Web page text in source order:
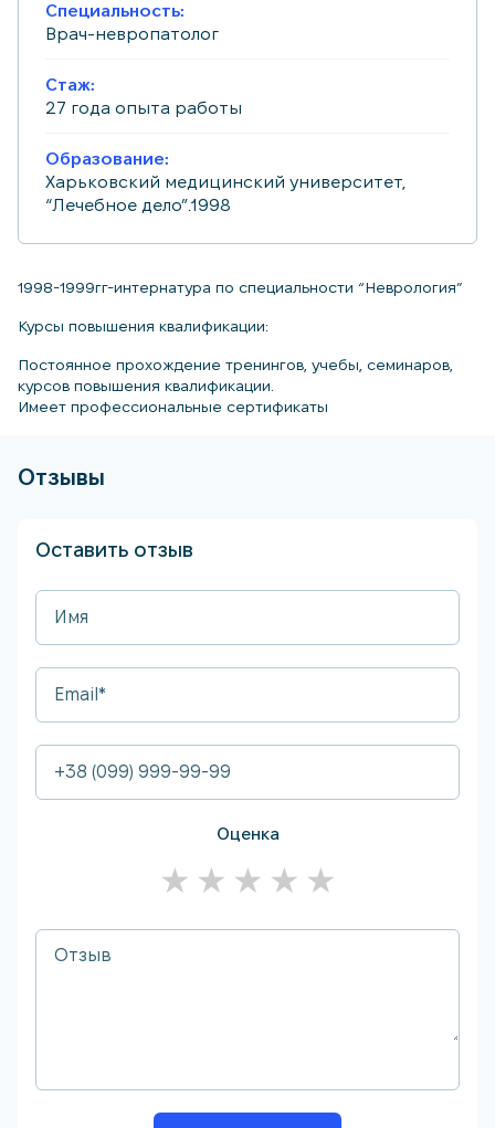
Специальность:
Врач-невропатолог
Стаж:
27 года опыта работы
Образование:
Харьковский медицинский университет,
“Лечебное дело”.1998
1998-1999гг-интернатура по специальности “Неврология”
Курсы повышения квалификации:
Постоянное прохождение тренингов, учебы, семинаров,
курсов повышения квалификации.
Имеет профессиональные сертификаты
Отзывы
Оставить отзыв
Оценка
★
★
★
★
★